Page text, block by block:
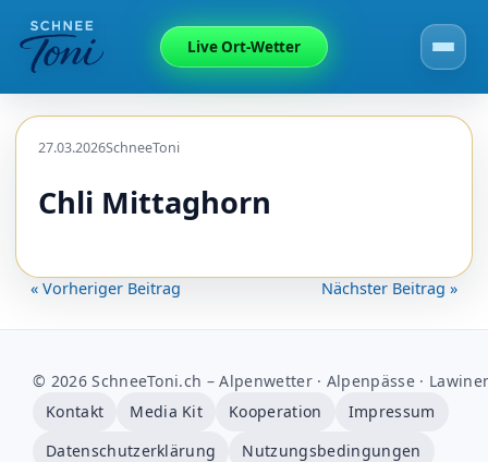
Live Ort-Wetter
27.03.2026SchneeToni
Chli Mittaghorn
« Vorheriger Beitrag Nächster Beitrag »
© 2026 SchneeToni.ch – Alpenwetter · Alpenpässe ·
Kontakt
Media Kit Kooperation
Impressum
Datenschutzerklärung
Nutzungsbedingungen